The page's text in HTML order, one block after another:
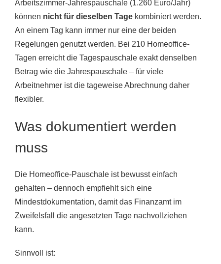
Arbeitszimmer-Jahrespauschale (1.260 Euro/Jahr)
können nicht für dieselben Tagekombiniert werden.
An einem Tag kann immer nur eine der beiden
Regelungen genutzt werden. Bei 210 Homeoffice-
Tagen erreicht die Tagespauschale exakt denselben
Betrag wie die Jahrespauschale – für viele
Arbeitnehmer ist die tageweise Abrechnung daher
flexibler.
Was dokumentiert werden
muss
Die Homeoffice-Pauschale ist bewusst einfach
gehalten – dennoch empfiehlt sich eine
Mindestdokumentation, damit das Finanzamt im
Zweifelsfall die angesetzten Tage nachvollziehen
kann.
Sinnvoll ist: